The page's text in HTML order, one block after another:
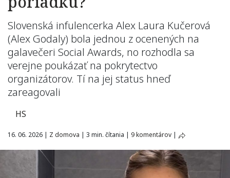
Slovenská infulencerka Alex Laura Kučerová
(Alex Godaly) bola jednou z ocenených na
galavečeri Social Awards, no rozhodla sa
verejne poukázať na pokrytectvo
organizátorov. Tí na jej status hneď
zareagovali
HS
16. 06. 2026 | Z domova | 3 min. čítania | 9 komentárov |